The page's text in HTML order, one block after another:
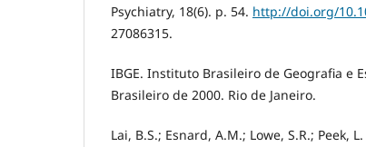
Psychiatry, 18(6). p. 54. http://doi.org/
27086315.
IBGE. Instituto Brasileiro de Geografia e
Brasileiro de 2000. Rio de Janeiro.
Lai, B.S.; Esnard, A.M.; Lowe, S.R.; Peek,